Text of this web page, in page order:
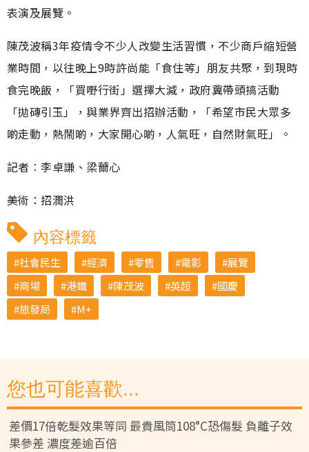
表演及展覽。
陳茂波稱3年疫情令不少人改變生活習慣，不少商戶縮短營
業時間，以往晚上9時許尚能「食住等」朋友共聚，到現時
食完晚飯，「買嘢行街」選擇大減，政府冀帶頭搞活動
「拋磚引玉」，與業界齊出招辦活動，「希望市民大眾多
啲走動，熱鬧啲，大家開心啲，人氣旺，自然財氣旺」。
記者︰李卓謙、梁薾心
美術：招潤洪
內容標籤
社會民生 經濟 零售 電影
展覽
商場
港鐵 陳茂波 英超
國慶
旅發局
M+
您也可能喜歡...
差價17倍乾髮效果等同 最貴風筒108°C恐傷髮 負離子效
果參差 濃度差逾百倍